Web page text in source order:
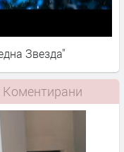
Звезда"
Коментирани